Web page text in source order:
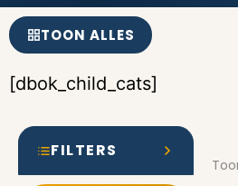
TOON ALLES
[dbok_child_cats]
FILTERS